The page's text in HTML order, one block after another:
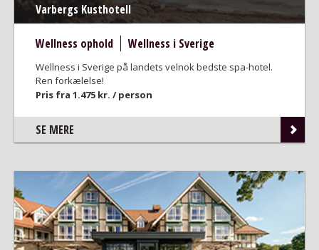
Varbergs Kusthotell
Wellness ophold Wellness i Sverige
Wellness i Sverige på landets velnok bedste spa-hotel.
Ren forkælelse!
Pris fra 1.475 kr. / person
SE MERE